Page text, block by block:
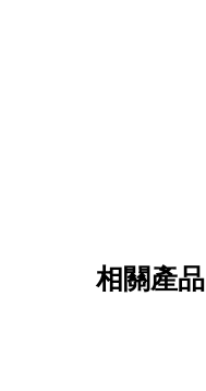
相關產品